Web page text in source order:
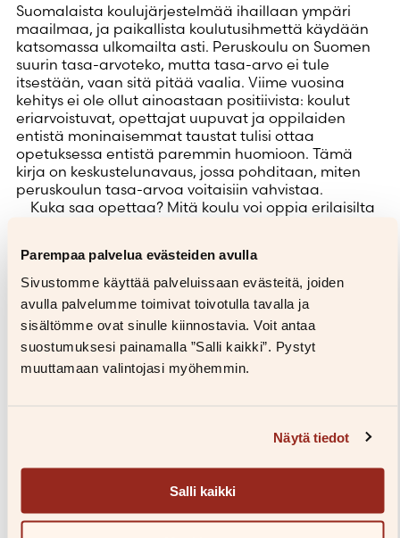
Parempaa palvelua evästeiden avulla
Sivustomme käyttää palveluissaan evästeitä, joiden
avulla palvelumme toimivat toivotulla tavalla ja
sisältömme ovat sinulle kiinnostavia. Voit antaa
suostumuksesi painamalla ”Salli kaikki”. Pystyt
muuttamaan valintojasi myöhemmin.
Näytä tiedot
Salli kaikki
Suomalaista koulujärjestelmää ihaillaan ympäri
maailmaa, ja paikallista koulutusihmettä käydään
katsomassa ulkomailta asti. Peruskoulu on Suomen
suurin tasa-arvoteko, mutta tasa-arvo ei tule
itsestään, vaan sitä pitää vaalia. Viime vuosina
kehitys ei ole ollut ainoastaan positiivista: koulut
eriarvoistuvat, opettajat uupuvat ja oppilaiden
entistä moninaisemmat taustat tulisi ottaa
opetuksessa entistä paremmin huomioon. Tämä
kirja on keskustelunavaus, jossa pohditaan, miten
peruskoulun tasa-arvoa voitaisiin vahvistaa.
Kuka saa opettaa? Mitä koulu voi oppia erilaisilta
oppilaan” muotti? Kenelle koulukirjat on kirjoitettu ja
kuka saa viettää koulussa omia juhliaan? Entä
millaiset arvot ohjaavat opetussuunnitelmia?
Ajankohtaiseen tutkimukseen nojaten ja omiin,
tosielämän luokkahuoneanekdootteihin perustuen
kirjoittajat hahmottelevat tulevaisuuden koulua,
jossa tasa-arvo toteutuu entistä paremmin.